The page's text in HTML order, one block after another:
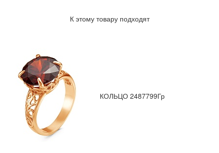
К этому товару подходят
КОЛЬЦО 2487799Гр